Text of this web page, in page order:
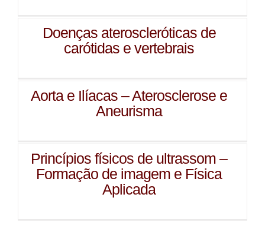
Doenças ateroscleróticas de
carótidas e vertebrais
Aorta e Ilíacas – Aterosclerose e
Aneurisma
Princípios físicos de ultrassom –
Formação de imagem e Física
Aplicada